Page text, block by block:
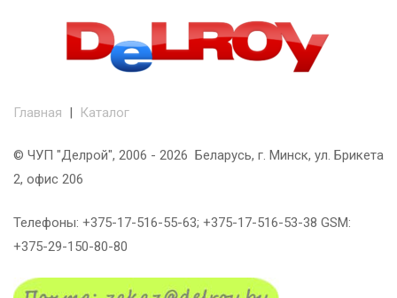
Главная | Каталог
© ЧУП "Делрой", 2006 - 2026 Беларусь, г. Минск, ул. Брикета
2, офис 206
Телефоны: +375-17-516-55-63; +375-17-516-53-38 GSM:
+375-29-150-80-80